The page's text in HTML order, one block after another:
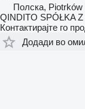
Полска, Piotrków
QINDITO SPÓŁKA
Контактирајте го
Додади во